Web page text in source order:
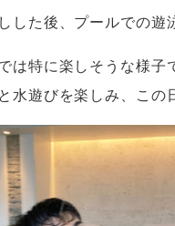
した後、プールでの遊
は特に楽しそうな様
水遊びを楽しみ、この